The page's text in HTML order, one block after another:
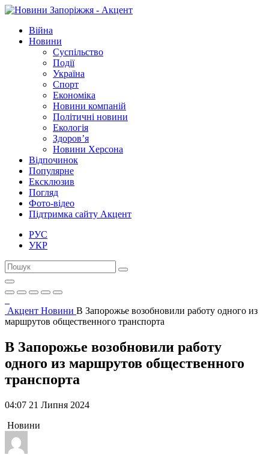
Війна
Новини
Суспільство
Події
Україна
Спорт
Економіка
Новини компаній
Політичні новини
Екологія
Здоров’я
Новини Херсона
Відпочинок
Популярне
Ексклюзив
Погляд
Фото-відео
Підтримка сайту Акцент
РУС
УКР
Акцент Новини В Запорожье возобновили работу одного из
маршрутов общественного транспорта
В Запорожье возобновили работу
одного из маршрутов общественного
транспорта
04:07 21 Липня 2024
Новини